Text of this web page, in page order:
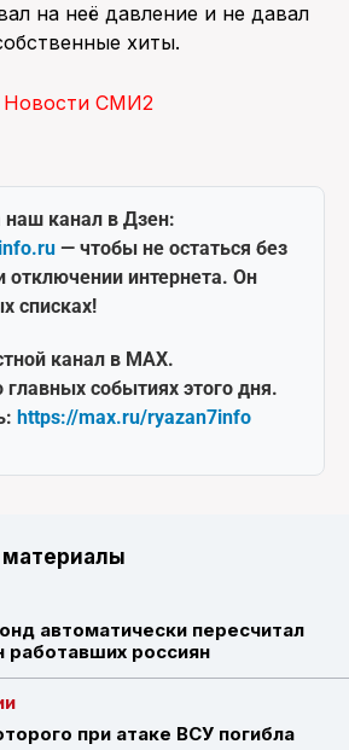
на неё давление и не давал
хиты.
Новости СМИ2
наш канал в Дзен:
— чтобы не остаться без
интернета. Он
списках!
канал в MAX.
событиях этого дня.
https://max.ru/ryazan7info
автоматически пересчитал
работавших россиян
при атаке ВСУ погибла